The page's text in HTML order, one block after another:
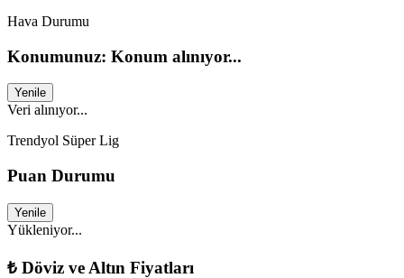
Hava Durumu
Konumunuz: Konum alınıyor...
Yenile
Veri alınıyor...
Trendyol Süper Lig
Puan Durumu
Yenile
Yükleniyor...
₺ Döviz ve Altın Fiyatları